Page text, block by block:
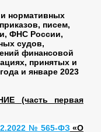
нормативных
писем,
ФНС России,
судов,
финансовой
принятых и
и январе 2023
(часть первая
№ 565-ФЗ «О